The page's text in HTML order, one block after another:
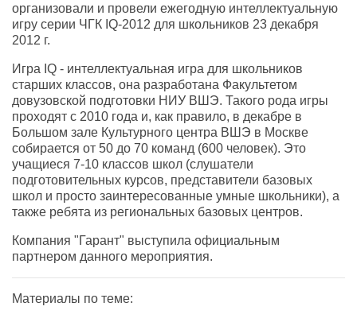
организовали и провели ежегодную интеллектуальную
игру серии ЧГК IQ-2012 для школьников 23 декабря
2012 г.
Игра IQ - интеллектуальная игра для школьников
старших классов, она разработана Факультетом
довузовской подготовки НИУ ВШЭ. Такого рода игры
проходят с 2010 года и, как правило, в декабре в
Большом зале Культурного центра ВШЭ в Москве
собирается от 50 до 70 команд (600 человек). Это
учащиеся 7-10 классов школ (слушатели
подготовительных курсов, представители базовых
школ и просто заинтересованные умные школьники), а
также ребята из региональных базовых центров.
Компания "Гарант" выступила официальным
партнером данного мероприятия.
Материалы по теме: